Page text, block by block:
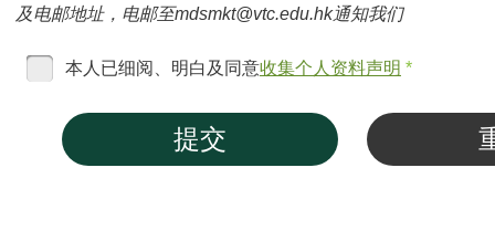
及电邮地址，电邮至mdsmkt@vtc.edu.hk通知我们
本人已细阅、明白及同意收集个人资料声明 *
提交